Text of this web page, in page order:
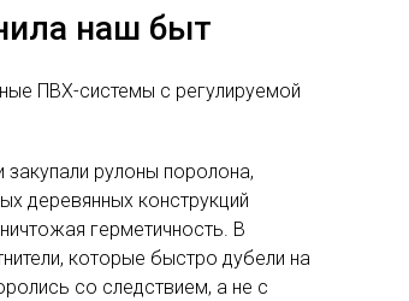
наш быт
ПВХ-системы с регулируемой
рулоны поролона,
деревянных конструкций
герметичность. В
которые быстро дубели на
со следствием, а не с